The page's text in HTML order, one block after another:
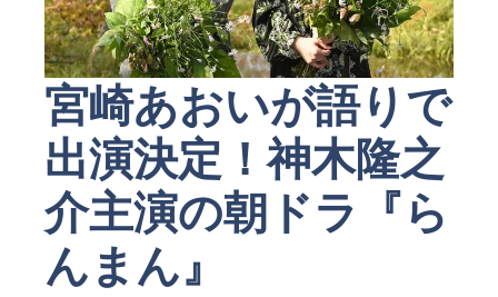
宮崎あおいが語りで
出演決定！神木隆之
介主演の朝ドラ『ら
んまん』